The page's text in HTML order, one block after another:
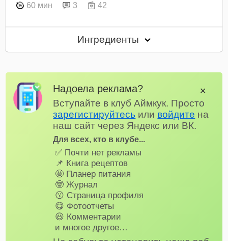
60 мин 3 42
Ингредиенты
Надоела реклама?
Вступайте в клуб Аймкук. Просто
зарегистируйтесь или войдите на
наш сайт через Яндекс или ВК.
Для всех, кто в клубе...
✅ Почти нет рекламы
📌 Книга рецептов
🤩 Планер питания
🤓 Журнал
😗 Страница профиля
😋 Фотоотчеты
😃 Комментарии
и многое другое…
✕